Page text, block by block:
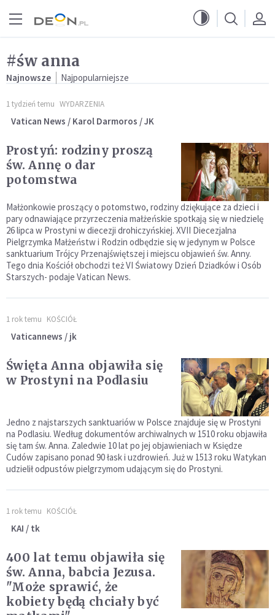
#św anna
Najnowsze Najpopularniejsze
1 tydzień temu WYDARZENIA
Vatican News / Karol Darmoros / JK
Prostyń: rodziny proszą
św. Annę o dar
potomstwa
Małżonkowie proszący o potomstwo, rodziny dziękujące za dzieci i
pary odnawiające przyrzeczenia małżeńskie spotkają się w niedzielę
26 lipca w Prostyni w diecezji drohiczyńskiej. XVII Diecezjalna
Pielgrzymka Małżeństw i Rodzin odbędzie się w jedynym w Polsce
sanktuarium Trójcy Przenajświętszej i miejscu objawień św. Anny.
Tego dnia Kościół obchodzi też VI Światowy Dzień Dziadków i Osób
Starszych- podaje Vatican News.
1 rok temu KOŚCIÓŁ
Vaticannews / jk
Święta Anna objawiła się
w Prostyni na Podlasiu
Jedno z najstarszych sanktuariów w Polsce znajduje się w Prostyni
na Podlasiu. Według dokumentów archiwalnych w 1510 roku objawiła
się tam św. Anna. Zaledwie 10 lat po jej objawieniach w Księdze
Cudów zapisano ponad 90 łask i uzdrowień. Już w 1513 roku Watykan
udzielił odpustów pielgrzymom udającym się do Prostyni.
1 rok temu KOŚCIÓŁ
KAI / tk
400 lat temu objawiła się
św. Anna, babcia Jezusa.
"Może sprawić, że
kobiety będą chciały być